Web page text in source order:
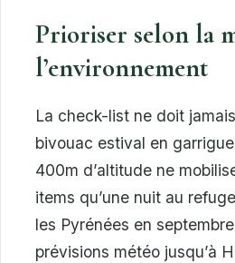
Prioriser selon la
l’environnement
La check-list ne doit
bivouac estival en
400m d’altitude ne
items qu’une nuit au
les Pyrénées en
prévisions météo jusqu’à